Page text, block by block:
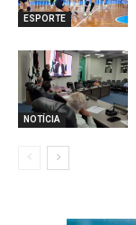
ESPORTE
NOTÍCIA